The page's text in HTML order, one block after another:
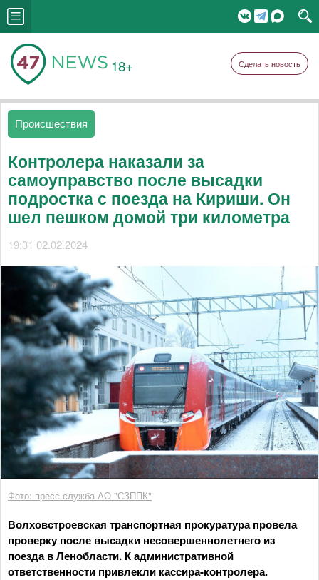
18+ Сделать новость
Происшествия
Контролера наказали за
самоуправство после высадки
подростка с поезда на Кириши. Он
шел пешком домой три километра
19:31 02.02.2024
Фото: пресс-служба АО "СЗППК"
Волховстроевская транспортная прокуратура провела
проверку после высадки несовершеннолетнего из
поезда в Ленобласти. К административной
ответственности привлекли кассира-контролера.